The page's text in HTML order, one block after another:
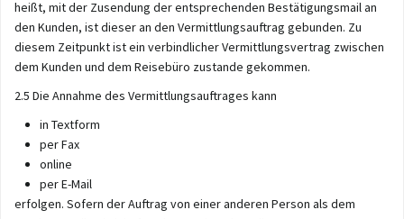
heißt, mit der Zusendung der entsprechenden Bestätigungsmail an
den Kunden, ist dieser an den Vermittlungsauftrag gebunden. Zu
diesem Zeitpunkt ist ein verbindlicher Vermittlungsvertrag zwischen
dem Kunden und dem Reisebüro zustande gekommen.
2.5 Die Annahme des Vermittlungsauftrages kann
in Textform
per Fax
online
per E-Mail
erfolgen. Sofern der Auftrag von einer anderen Person als dem